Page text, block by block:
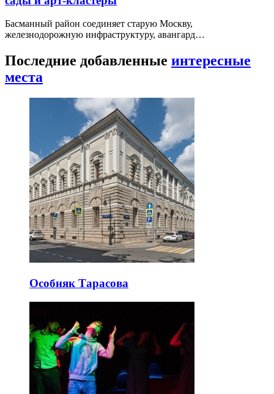
Басманный район соединяет старую Москву,
железнодорожную инфраструктуру, авангард…
Последние добавленные интересные
места
Особняк Тарасова